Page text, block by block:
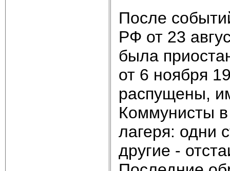
После
РФ от 23
была
от 6 ноября
распущены,
Коммунисты в
лагеря: одни
другие -